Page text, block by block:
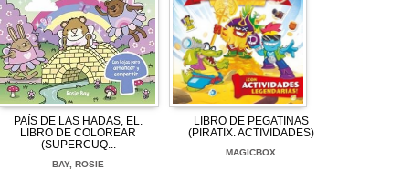
PAÍS DE LAS HADAS, EL.
LIBRO DE COLOREAR
(SUPERCUQ...
BAY, ROSIE
LIBRO DE PEGATINAS
(PIRATIX. ACTIVIDADES)
MAGICBOX